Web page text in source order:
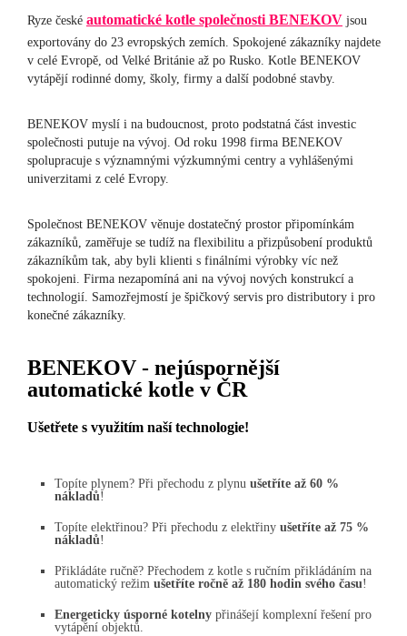
Ryze české automatické kotle společnosti BENEKOV jsou
exportovány do 23 evropských zemích. Spokojené zákazníky najdete
v celé Evropě, od Velké Británie až po Rusko. Kotle BENEKOV
vytápějí rodinné domy, školy, firmy a další podobné stavby.
BENEKOV myslí i na budoucnost, proto podstatná část investic
společnosti putuje na vývoj. Od roku 1998 firma BENEKOV
spolupracuje s významnými výzkumnými centry a vyhlášenými
univerzitami z celé Evropy.
Společnost BENEKOV věnuje dostatečný prostor připomínkám
zákazníků, zaměřuje se tudíž na flexibilitu a přizpůsobení produktů
zákazníkům tak, aby byli klienti s finálními výrobky víc než
spokojeni. Firma nezapomíná ani na vývoj nových konstrukcí a
technologií. Samozřejmostí je špičkový servis pro distributory i pro
konečné zákazníky.
BENEKOV - nejúspornější
automatické kotle v ČR
Ušetřete s využitím naší technologie!
Topíte plynem? Při přechodu z plynu ušetříte až 60 %
nákladů!
Topíte elektřinou? Při přechodu z elektřiny ušetříte až 75 %
nákladů!
Přikládáte ručně? Přechodem z kotle s ručním přikládáním na
automatický režim ušetříte ročně až 180 hodin svého času!
Energeticky úsporné kotelny přinášejí komplexní řešení pro
vytápění objektů.